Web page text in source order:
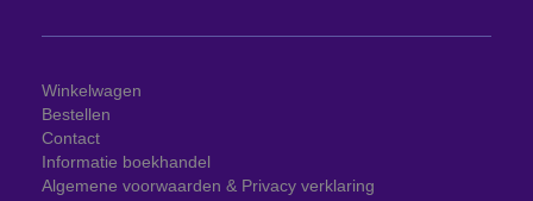
Winkelwagen
Bestellen
Contact
Informatie boekhandel
Algemene voorwaarden & Privacy verklaring